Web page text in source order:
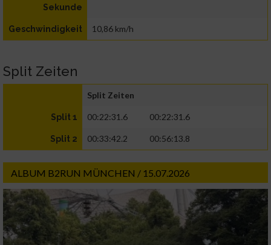
Sekunde
Geschwindigkeit 10,86 km/h
Split Zeiten
Split Zeiten
Split 1 00:22:31.6 00:22:31.6
Split 2 00:33:42.2 00:56:13.8
ALBUM B2RUN MÜNCHEN / 15.07.2026